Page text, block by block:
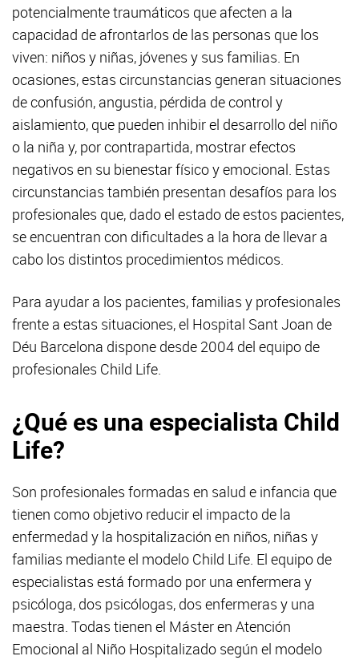
potencialmente traumáticos que afecten a la
capacidad de afrontarlos de las personas que los
viven: niños y niñas, jóvenes y sus familias. En
ocasiones, estas circunstancias generan situaciones
de confusión, angustia, pérdida de control y
aislamiento, que pueden inhibir el desarrollo del niño
o la niña y, por contrapartida, mostrar efectos
negativos en su bienestar físico y emocional. Estas
circunstancias también presentan desafíos para los
profesionales que, dado el estado de estos pacientes,
se encuentran con dificultades a la hora de llevar a
cabo los distintos procedimientos médicos.
Para ayudar a los pacientes, familias y profesionales
frente a estas situaciones, el Hospital Sant Joan de
Déu Barcelona dispone desde 2004 del equipo de
profesionales Child Life.
¿Qué es una especialista Child
Life?
Son profesionales formadas en salud e infancia que
tienen como objetivo reducir el impacto de la
enfermedad y la hospitalización en niños, niñas y
familias mediante el modelo Child Life. El equipo de
especialistas está formado por una enfermera y
psicóloga, dos psicólogas, dos enfermeras y una
maestra. Todas tienen el Máster en Atención
Emocional al Niño Hospitalizado según el modelo